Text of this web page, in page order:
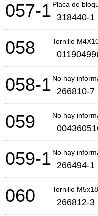
Placa de
057-1 318440-1
Tornillo
058
No hay
058-1 266810-7
No hay
059
No hay
059-1 266494-1
Tornillo
060 266812-3